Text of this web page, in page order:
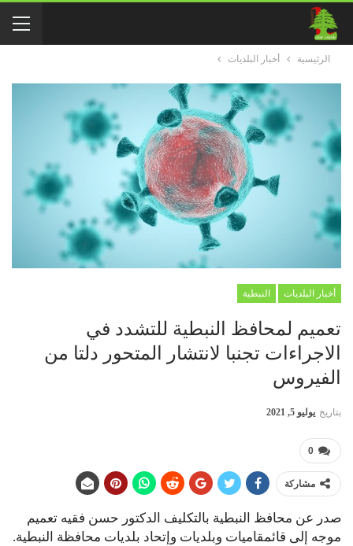
الرئيسية أخبار البلديات
أخبار البلديات النبطية
تعميم لمحافظ النبطية للتشدد في
الاجراءات تجنبا لانتشار المتحور دلتا من
الفيروس
بتاريخ يوليو 5, 2021
0
مشاركة
صدر عن محافظ النبطية بالتكليف الدكتور حسن فقيه تعميم
موجه إلى قائمقاميات وبلديات وإتحاد بلديات محافظة النبطية.